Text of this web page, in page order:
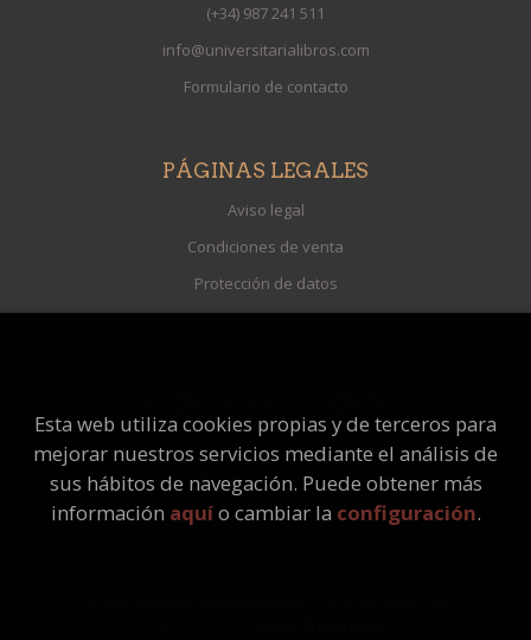
(+34) 987 241 511
info@universitarialibros.com
Formulario de contacto
PÁGINAS LEGALES
Aviso legal
Condiciones de venta
Protección de datos
Política de Cookies
Quiénes somos
Pedidos especiales
Esta web utiliza cookies propias y de terceros para
mejorar nuestros servicios mediante el análisis de
sus hábitos de navegación. Puede obtener más
información aquío cambiar la configuración.